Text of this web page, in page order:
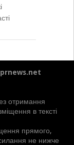
отримання
в тексті
прямого,
не нижче